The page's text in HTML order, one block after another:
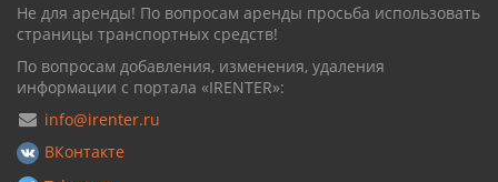
Не для аренды! По вопросам аренды просьба использовать
страницы транспортных средств!
По вопросам добавления, изменения, удаления
информации с портала «IRENTER»:
info@irenter.ru
ВКонтакте